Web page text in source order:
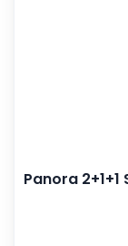
Panora